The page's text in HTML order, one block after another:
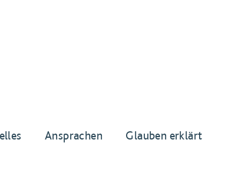
Ansprachen Glauben erklärt